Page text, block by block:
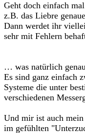
Geht doch einfach
z.B. das Liebre
Dann werdet ihr
sehr mit Fehlern
… was natürlich
Es sind ganz einfach
Systeme die unter
verschiedenen
Und mir ist auch
im gefühlten